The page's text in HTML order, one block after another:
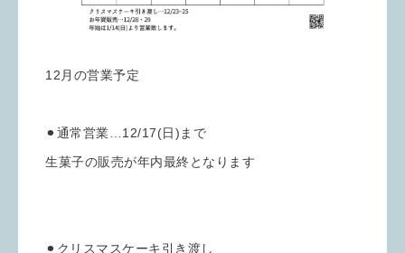
12月の営業予定
⚫︎通常営業…12/17(日)まで
生菓子の販売が年内最終となります
⚫︎クリスマスケーキ引き渡し